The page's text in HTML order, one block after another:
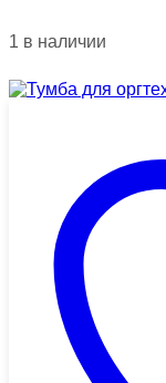
1 в наличии